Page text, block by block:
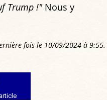
Trump !"Nous y
fois le 10/09/2024 à 9:55.